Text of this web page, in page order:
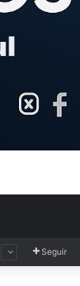
Seguir